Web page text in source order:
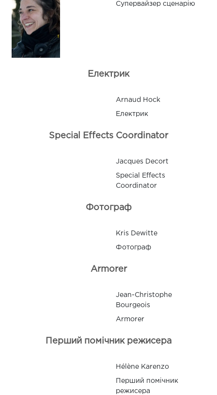
Супервайзер сценарію
Електрик
Arnaud Hock
Електрик
Special Effects Coordinator
Jacques Decort
Special Effects
Coordinator
Фотограф
Kris Dewitte
Фотограф
Armorer
Jean-Christophe
Bourgeois
Armorer
Перший помічник режисера
Hélène Karenzo
Перший помічник
режисера